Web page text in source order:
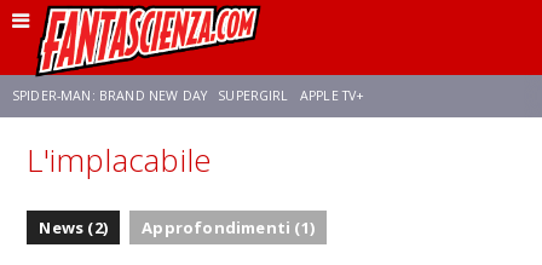
SPIDER-MAN: BRAND NEW DAY SUPERGIRL APPLE TV+
FRANCO RICCIARDIELLO ZENDAYA
L'implacabile
News (2) Approfondimenti (1)